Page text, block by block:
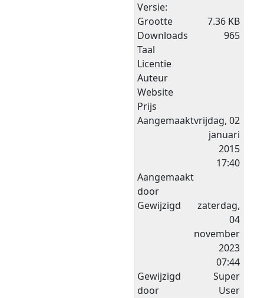
Versie:
Grootte
7.36 KB
Downloads
965
Taal
Licentie
Auteur
Website
Prijs
Aangemaaktvrijdag, 02
januari
2015
17:40
Aangemaakt
door
Gewijzigd
zaterdag,
04
november
2023
07:44
Gewijzigd
door
Super
User